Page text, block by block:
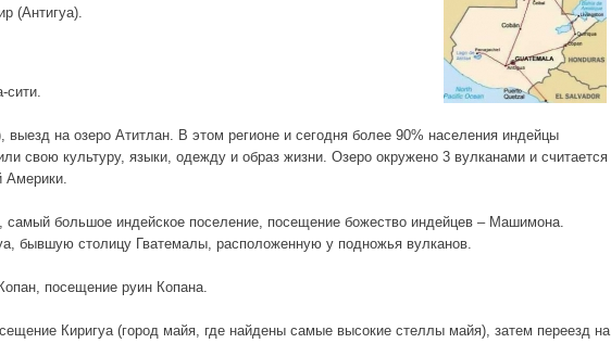
(Антигуа).
сити.
выезд на озеро Атитлан. В этом регионе и сегодня более 90% населения индейцы
свою культуру, языки, одежду и образ жизни. Озеро окружено 3 вулканами и считается
Америки.
самый большое индейское поселение, посещение божество индейцев – Машимона.
бывшую столицу Гватемалы, расположенную у подножья вулканов.
посещение руин Копана.
Киригуа (город майя, где найдены самые высокие стеллы майя), затем переезд на